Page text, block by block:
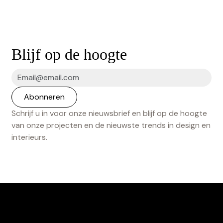
Blijf op de hoogte
Schrijf u in voor onze nieuwsbrief en blijf op de hoogte
van onze projecten en de nieuwste trends in design en
interieurs.